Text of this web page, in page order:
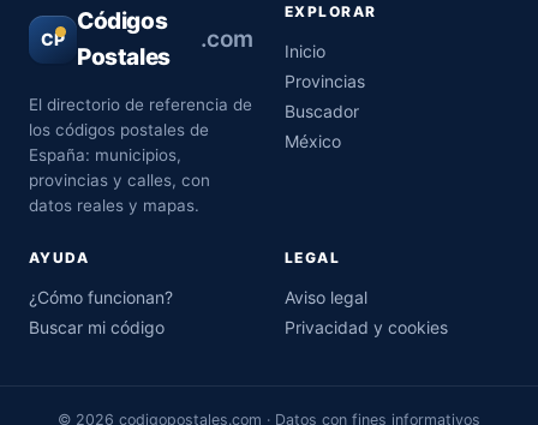
CP
Códigos
Postales
.com
El directorio de referencia de
los códigos postales de
España: municipios,
provincias y calles, con
datos reales y mapas.
EXPLORAR
Inicio
Provincias
Buscador
México
AYUDA
¿Cómo funcionan?
Buscar mi código
LEGAL
Aviso legal
Privacidad y cookies
© 2026 codigopostales.com · Datos con fines informativos